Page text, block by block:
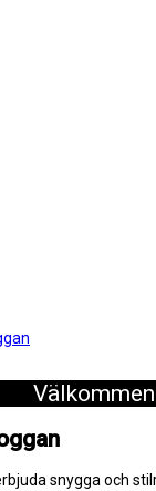
snygga och